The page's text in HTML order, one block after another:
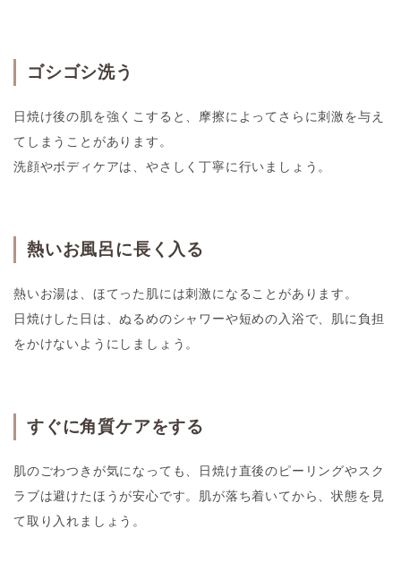
ゴシゴシ洗う
日焼け後の肌を強くこすると、摩擦によってさらに刺激を与え
てしまうことがあります。
洗顔やボディケアは、やさしく丁寧に行いましょう。
熱いお風呂に長く入る
熱いお湯は、ほてった肌には刺激になることがあります。
日焼けした日は、ぬるめのシャワーや短めの入浴で、肌に負担
をかけないようにしましょう。
すぐに角質ケアをする
肌のごわつきが気になっても、日焼け直後のピーリングやスク
ラブは避けたほうが安心です。肌が落ち着いてから、状態を見
て取り入れましょう。